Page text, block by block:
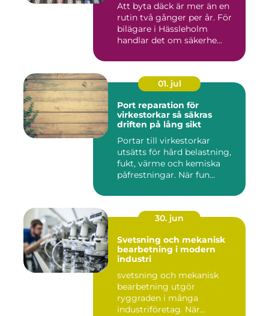
Att byta däck är mer än en
rutin två gånger per år. För
bilägare i Hässleholm
handlar det om säkerhe...
01. jul
Port reparation för
virkestorkar så säkras
driften på lång sikt
Portar till virkestorkar
utsätts för hård belastning,
fukt, värme och kemiska
påfrestningar. När fun...
30. jun
Svetsning och mekanisk
bearbetning i modern
industri
svetsning och mekanisk
bearbetning utgör
ryggraden i många
industriföretag. När